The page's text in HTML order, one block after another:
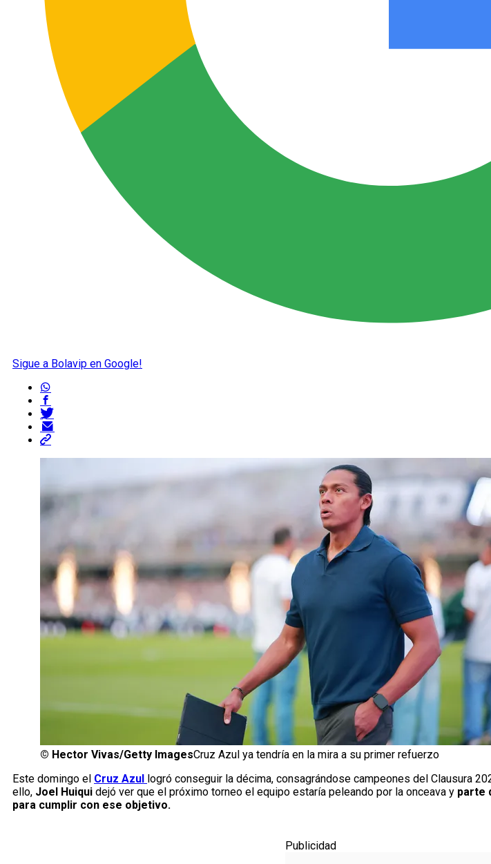
Sigue a Bolavip en Google!
© Hector Vivas/Getty ImagesCruz Azul ya tendría en la mira a su primer refuerzo
Este domingo el Cruz Azul
logró conseguir la décima, consagrándose campeones del Clausura
ello, Joel Huiqui dejó ver que el próximo torneo el equipo estaría peleando por la onceava y parte
para cumplir con ese objetivo.
Publicidad